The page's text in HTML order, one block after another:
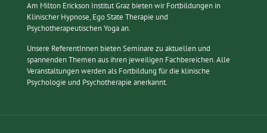
Am Milton Erickson Institut Graz bieten wir Fortbildungen in
Klinischer Hypnose, Ego State Therapie und
Psychotherapeutischen Yoga an.
Unsere ReferentInnen bieten Seminare zu aktuellen und
spannenden Themen aus ihren jeweiligen Fachbereichen. Alle
Veranstaltungen werden als Fortbildung für die klinische
Psychologie und Psychotherapie anerkannt.